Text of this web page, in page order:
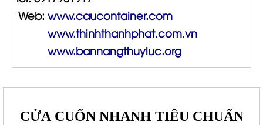
Web: www.caucontainer.com
www.thinhthanhphat.com.vn
www. bannangthuyluc.org
CỬA CUỐN NHANH TIÊU CHUẨN